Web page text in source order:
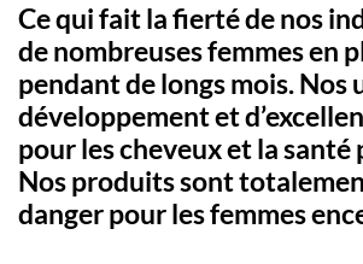
Ce qui fait la fierté de nos
de nombreuses femmes en
pendant de longs mois. Nos
développement et
pour les cheveux et la santé
Nos produits sont
danger pour les femmes